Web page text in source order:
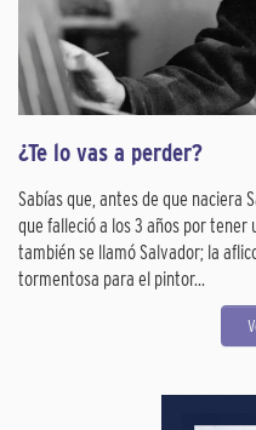
¿Te lo vas a perder?
Sabías que, antes de que naciera
que falleció a los 3 años por
también se llamó Salvador; la
tormentosa para el pintor...